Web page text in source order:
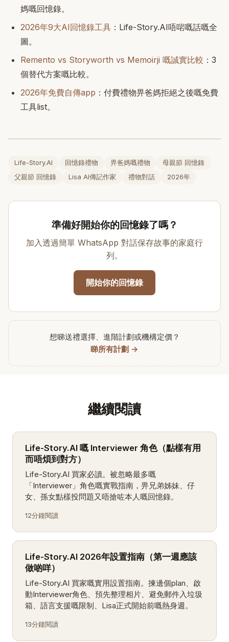
媽嘅回憶錄。
2026年9大AI回憶錄工具 ：Life-Story.AI唔啱嘅話嘅全
圖。
Remento vs Storyworth vs Memoirji 嘅誠實比較 ：3
個替代方案嘅比較。
2026年免費自傳app ：付費禮物畀爸媽拒絕之後嘅免費
工具list。
Life-Story.AI 回憶錄禮物 畀爸媽嘅禮物
母親節 回憶錄
父親節 回憶錄
Lisa AI傳記作家 禮物對話 2026年
準備好開始你的回憶錄了嗎？
加入透過簡單 WhatsApp 對話保存故事的家庭行
列。
開始你的回憶錄
想睇送禮選擇、進階計劃或機構定價？
睇所有計劃 →
繼續閱讀
Life-Story.AI 嘅 Interviewer 角色（點樣有用
而唔煩到對方）
Life-Story.AI 買家必讀。被忽略最多嘅
「Interviewer」角色嘅實戰指南，畀兄弟姊妹、仔
女、孫女點樣投問題又唔搶咗本人嘅回憶錄。
12分鐘閱讀
Life-Story.AI 2026年設置指南（第一週應該
做啲咩）
Life-Story.AI 買家嘅實用設置指南。揀邊個plan、啟
動Interviewer角色、預先整理相片、避免郵件入垃圾
箱、語言支援嘅限制、Lisa正式開始前嘅熱身週。
13分鐘閱讀